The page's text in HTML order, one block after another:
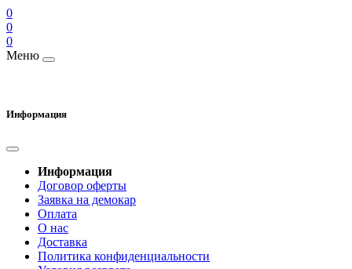
0
0
0
Меню
Информация
Информация
Договор оферты
Заявка на демокар
Оплата
О нас
Доставка
Политика конфиденциальности